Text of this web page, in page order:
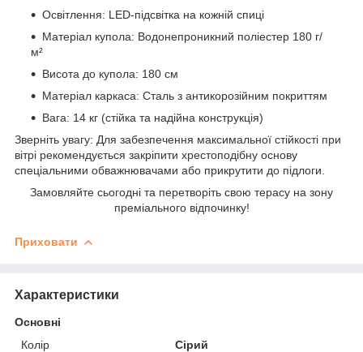
Освітлення: LED-підсвітка на кожній спиці
Матеріал купола: Водонепроникний поліестер 180 г/
м²
Висота до купола: 180 см
Матеріал каркаса: Сталь з антикорозійним покриттям
Вага: 14 кг (стійка та надійна конструкція)
Зверніть увагу: Для забезпечення максимальної стійкості при
вітрі рекомендується закріпити хрестоподібну основу
спеціальними обважнювачами або прикрутити до підлоги.
Замовляйте сьогодні та перетворіть свою терасу на зону
преміального відпочинку!
Приховати
Характеристики
Основні
Колір
Сірий